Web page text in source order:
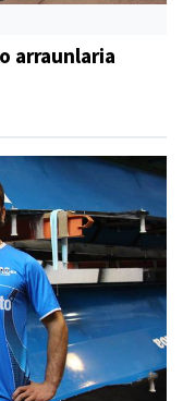
arraunlaria